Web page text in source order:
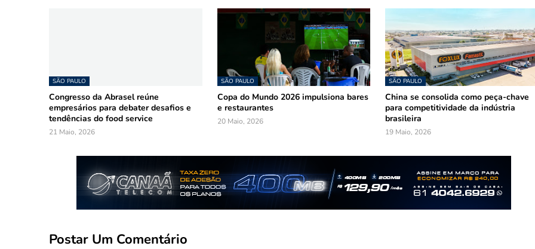
SÃO PAULO
Congresso da Abrasel reúne
empresários para debater desafios e
tendências do food service
21 Maio, 2026
SÃO PAULO
Copa do Mundo 2026 impulsiona bares
e restaurantes
20 Maio, 2026
SÃO PAULO
China se consolida como peça-chave
para competitividade da indústria
brasileira
19 Maio, 2026
Postar Um Comentário